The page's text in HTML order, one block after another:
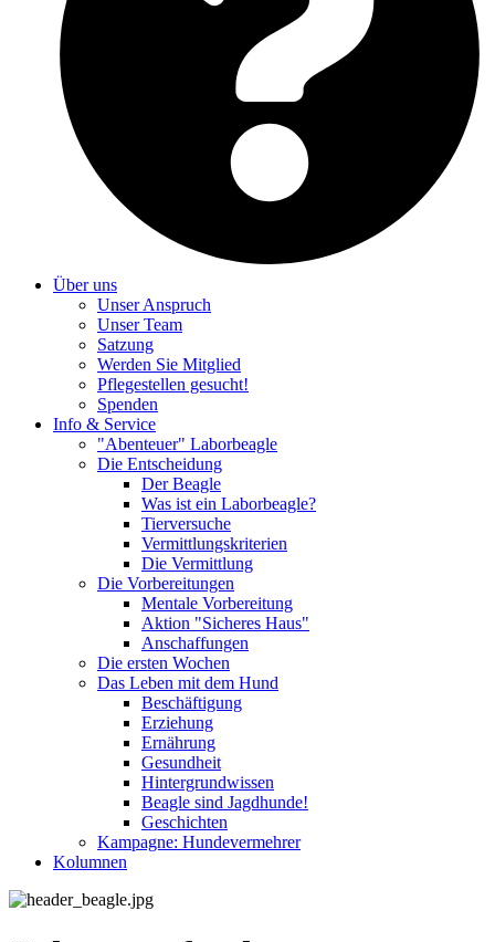
Über uns
Unser Anspruch
Unser Team
Satzung
Werden Sie Mitglied
Pflegestellen gesucht!
Spenden
Info & Service
"Abenteuer" Laborbeagle
Die Entscheidung
Der Beagle
Was ist ein Laborbeagle?
Tierversuche
Vermittlungskriterien
Die Vermittlung
Die Vorbereitungen
Mentale Vorbereitung
Aktion "Sicheres Haus"
Anschaffungen
Die ersten Wochen
Das Leben mit dem Hund
Beschäftigung
Erziehung
Ernährung
Gesundheit
Hintergrundwissen
Beagle sind Jagdhunde!
Geschichten
Kampagne: Hundevermehrer
Kolumnen